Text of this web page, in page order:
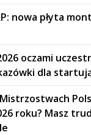
nowa płyta
oczami
dla
roku? Masz